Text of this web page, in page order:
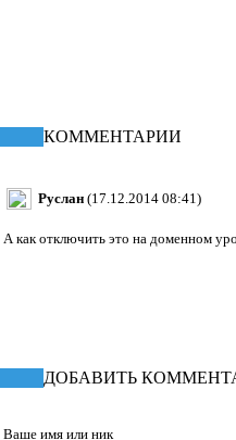
КОММЕНТАРИИ
Руслан (17.12.2014 08:41)
А как отключить это на доменном
ДОБАВИТЬ
Ваше имя или ник